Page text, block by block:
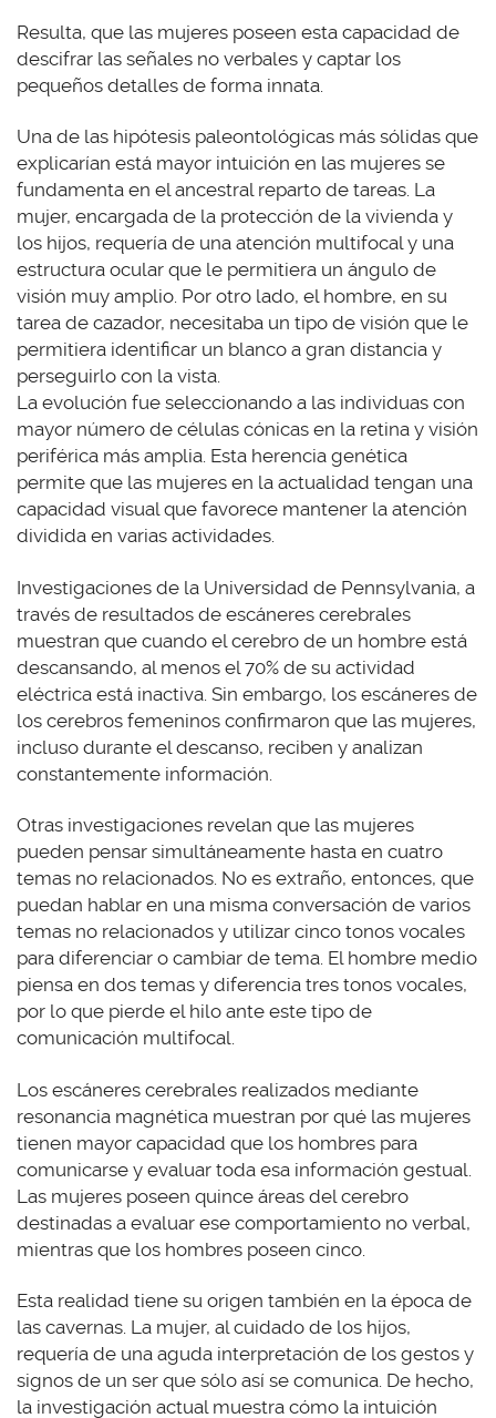
Resulta, que las mujeres poseen esta capacidad de
descifrar las señales no verbales y captar los
pequeños detalles de forma innata.
Una de las hipótesis paleontológicas más sólidas que
explicarían está mayor intuición en las mujeres se
fundamenta en el ancestral reparto de tareas. La
mujer, encargada de la protección de la vivienda y
los hijos, requería de una atención multifocal y una
estructura ocular que le permitiera un ángulo de
visión muy amplio. Por otro lado, el hombre, en su
tarea de cazador, necesitaba un tipo de visión que le
permitiera identificar un blanco a gran distancia y
perseguirlo con la vista.
La evolución fue seleccionando a las individuas con
mayor número de células cónicas en la retina y visión
periférica más amplia. Esta herencia genética
permite que las mujeres en la actualidad tengan una
capacidad visual que favorece mantener la atención
dividida en varias actividades.
Investigaciones de la Universidad de Pennsylvania, a
través de resultados de escáneres cerebrales
muestran que cuando el cerebro de un hombre está
descansando, al menos el 70% de su actividad
eléctrica está inactiva. Sin embargo, los escáneres de
los cerebros femeninos confirmaron que las mujeres,
incluso durante el descanso, reciben y analizan
constantemente información.
Otras investigaciones revelan que las mujeres
pueden pensar simultáneamente hasta en cuatro
temas no relacionados. No es extraño, entonces, que
puedan hablar en una misma conversación de varios
temas no relacionados y utilizar cinco tonos vocales
para diferenciar o cambiar de tema. El hombre medio
piensa en dos temas y diferencia tres tonos vocales,
por lo que pierde el hilo ante este tipo de
comunicación multifocal.
Los escáneres cerebrales realizados mediante
resonancia magnética muestran por qué las mujeres
tienen mayor capacidad que los hombres para
comunicarse y evaluar toda esa información gestual.
Las mujeres poseen quince áreas del cerebro
destinadas a evaluar ese comportamiento no verbal,
mientras que los hombres poseen cinco.
Esta realidad tiene su origen también en la época de
las cavernas. La mujer, al cuidado de los hijos,
requería de una aguda interpretación de los gestos y
signos de un ser que sólo así se comunica. De hecho,
la investigación actual muestra cómo la intuición